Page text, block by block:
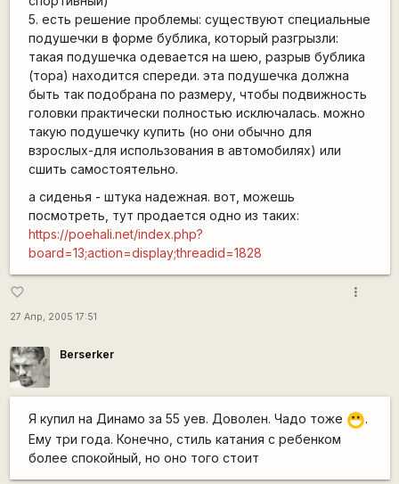
5. есть решение проблемы: существуют специальные
подушечки в форме бублика, который разгрызли:
такая подушечка одевается на шею, разрыв бублика
(тора) находится спереди. эта подушечка должна
быть так подобрана по размеру, чтобы подвижность
головки практически полностью исключалась. можно
такую подушечку купить (но они обычно для
взрослых-для использования в автомобилях) или
сшить самостоятельно.
а сиденья - штука надежная. вот, можешь
посмотреть, тут продается одно из таких:
https://poehali.net/index.php?
board=13;action=display;threadid=1828
favorite_border
27 Апр, 2005 17:51
more_vert
Berserker
Я купил на Динамо за 55 уев. Доволен. Чадо тоже :D .
Ему три года. Конечно, стиль катания с ребенком
более спокойный, но оно того стоит